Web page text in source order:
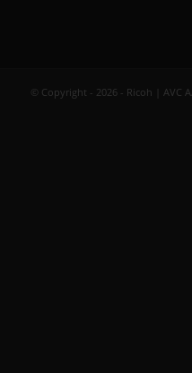
© Copyright - 2026 - Ricoh | AVC